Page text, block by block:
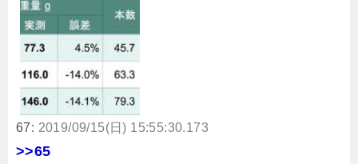
67: 2019/09/15(日) 15:55:30.173
>>65